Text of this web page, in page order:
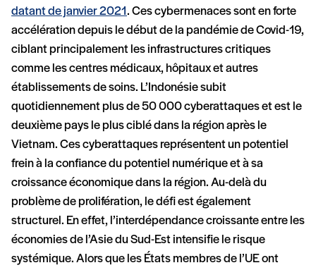
datant de janvier 2021. Ces cybermenaces sont en forte
accélération depuis le début de la pandémie de Covid-19,
ciblant principalement les infrastructures critiques
comme les centres médicaux, hôpitaux et autres
établissements de soins. L’Indonésie subit
quotidiennement plus de 50 000 cyberattaques et est le
deuxième pays le plus ciblé dans la région après le
Vietnam. Ces cyberattaques représentent un potentiel
frein à la confiance du potentiel numérique et à sa
croissance économique dans la région. Au-delà du
problème de prolifération, le défi est également
structurel. En effet, l’interdépendance croissante entre les
économies de l’Asie du Sud-Est intensifie le risque
systémique. Alors que les États membres de l’UE ont